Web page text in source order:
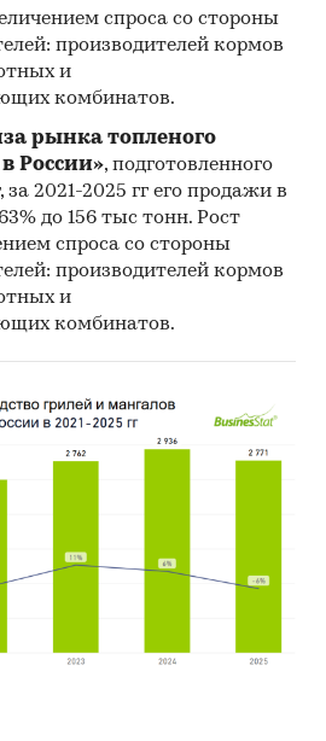
спроса со стороны
производителей кормов
и
комбинатов.
рынка топленого
России», подготовленного
за 2021-2025 гг его продажи в
до 156 тыс тонн. Рост
спроса со стороны
производителей кормов
и
комбинатов.